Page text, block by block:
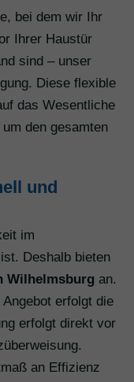
bei dem wir Ihr
Ihrer Haustür
sind – unser
Diese flexible
das Wesentliche
den gesamten
und
im
Deshalb bieten
Wilhelmsburg an.
erfolgt die
erfolgt direkt vor
an Effizienz